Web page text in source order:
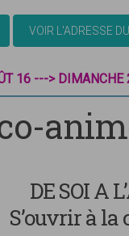
16 ---> DIMANCHE
DE SOI A
S’ouvrir à